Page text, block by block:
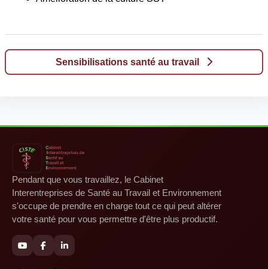
Sensibilisations santé au travail
Pendant que vous travaillez, le Cabinet
Interentreprises de Santé au Travail et Environnement
s'occupe de prendre en charge tout ce qui peut altérer
votre santé pour vous permettre d'être plus productif.